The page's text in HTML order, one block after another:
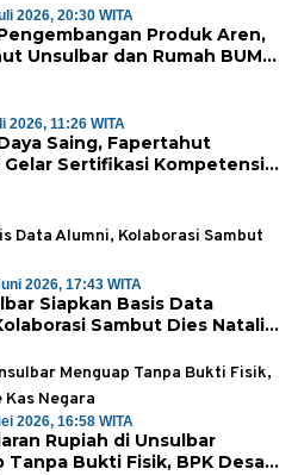
2026, 20:30 WITA
Produk Aren,
Unsulbar dan Rumah BUMN
2026, 11:26 WITA
Saing, Fapertahut
Gelar Sertifikasi Kompetensi
2026, 17:43 WITA
Siapkan Basis Data
Sambut Dies Natalis
2026, 16:58 WITA
Rupiah di Unsulbar
Tanpa Bukti Fisik, BPK Desak